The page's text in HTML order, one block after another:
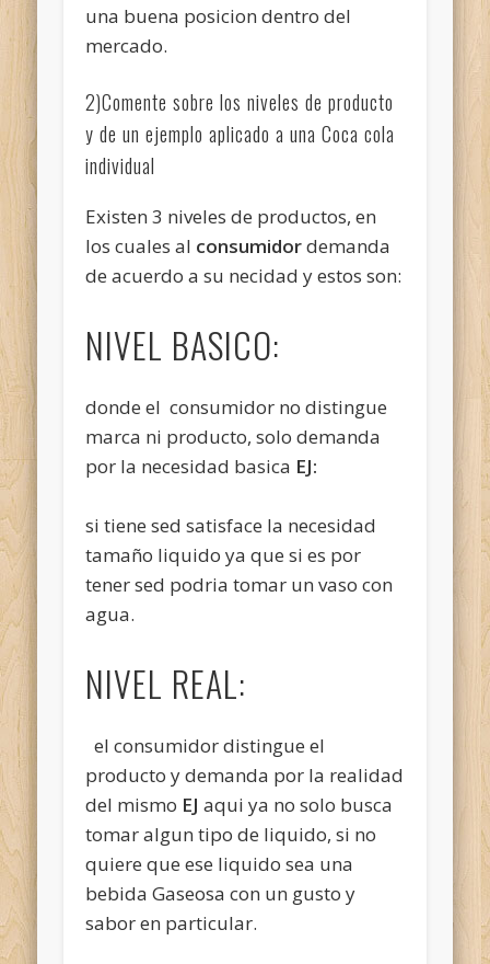
una buena posicion dentro del
mercado.
2)Comente sobre los niveles de producto
y de un ejemplo aplicado a una Coca cola
individual
Existen 3 niveles de productos, en
los cuales al consumidordemanda
de acuerdo a su necidad y estos son:
NIVEL BASICO:
donde el consumidor no distingue
marca ni producto, solo demanda
por la necesidad basica EJ:
si tiene sed satisface la necesidad
tamaño liquido ya que si es por
tener sed podria tomar un vaso con
agua.
NIVEL REAL:
el consumidor distingue el
producto y demanda por la realidad
del mismo EJaqui ya no solo busca
tomar algun tipo de liquido, si no
quiere que ese liquido sea una
bebida Gaseosa con un gusto y
sabor en particular.